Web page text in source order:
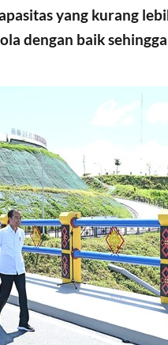
yang kurang
dengan baik